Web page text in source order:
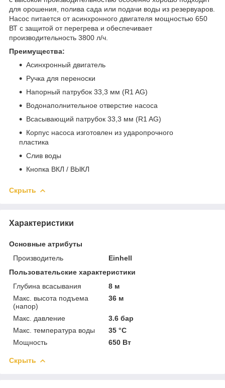
для орошения, полива сада или подачи воды из резервуаров.
Насос питается от асинхронного двигателя мощностью 650
ВТ с защитой от перегрева и обеспечивает
производительность 3800 л/ч.
Преимущества:
Асинхронный двигатель
Ручка для переноски
Напорный патрубок 33,3 мм (R1 AG)
Водонаполнительное отверстие насоса
Всасывающий патрубок 33,3 мм (R1 AG)
Корпус насоса изготовлен из ударопрочного
пластика
Слив воды
Кнопка ВКЛ / ВЫКЛ
Скрыть
Характеристики
Основные атрибуты
Производитель
Einhell
Пользовательские характеристики
Глубина всасывания
8 м
Макс. высота подъема
(напор)
36 м
Макс. давление
3.6 бар
Макс. температура воды
35 °C
Мощность
650 Вт
Скрыть